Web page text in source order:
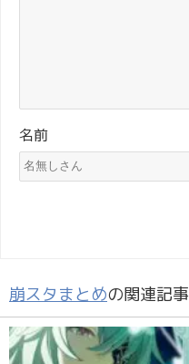
名前
崩スタまとめの関連記事